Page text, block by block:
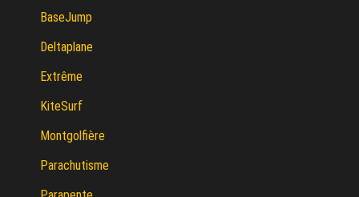
BaseJump
Deltaplane
Extrême
KiteSurf
Montgolfière
Parachutisme